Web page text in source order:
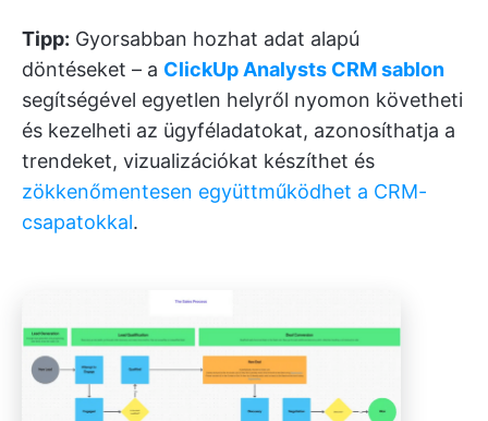
Tipp: Gyorsabban hozhat adat alapú
döntéseket – a ClickUp Analysts CRM sablon
segítségével egyetlen helyről nyomon követheti
és kezelheti az ügyféladatokat, azonosíthatja a
trendeket, vizualizációkat készíthet és
zökkenőmentesen együttműködhet a CRM-
csapatokkal.